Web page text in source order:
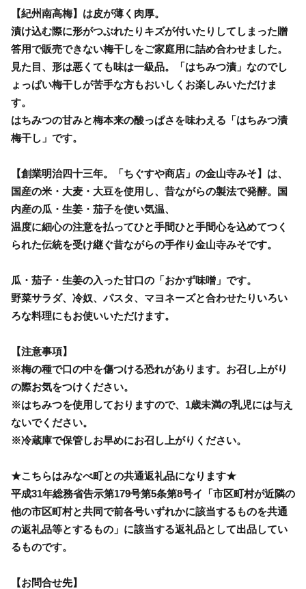
【紀州南高梅】は皮が薄く肉厚。
漬け込む際に形がつぶれたりキズが付いたりしてしまった贈
答用で販売できない梅干しをご家庭用に詰め合わせました。
見た目、形は悪くても味は一級品。「はちみつ漬」なのでし
ょっぱい梅干しが苦手な方もおいしくお楽しみいただけま
す。
はちみつの甘みと梅本来の酸っぱさを味わえる「はちみつ漬
梅干し」です。
【創業明治四十三年。「ちぐすや商店」の金山寺みそ】は、
国産の米・大麦・大豆を使用し、昔ながらの製法で発酵。国
内産の瓜・生姜・茄子を使い気温、
温度に細心の注意を払ってひと手間ひと手間心を込めてつく
られた伝統を受け継ぐ昔ながらの手作り金山寺みそです。
瓜・茄子・生姜の入った甘口の「おかず味噌」です。
野菜サラダ、冷奴、パスタ、マヨネーズと合わせたりいろい
ろな料理にもお使いいただけます。
【注意事項】
※梅の種で口の中を傷つける恐れがあります。お召し上がり
の際お気をつけください。
※はちみつを使用しておりますので、1歳未満の乳児には与え
ないでください。
※冷蔵庫で保管しお早めにお召し上がりください。
★こちらはみなべ町との共通返礼品になります★
平成31年総務省告示第179号第5条第8号イ「市区町村が近隣の
他の市区町村と共同で前各号いずれかに該当するものを共通
の返礼品等とするもの」に該当する返礼品として出品してい
るものです。
【お問合せ先】